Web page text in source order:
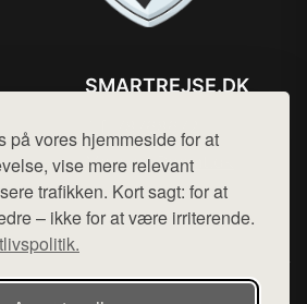
på vores hjemmeside for at
vise mere relevant
trafikken. Kort sagt: for at
– ikke for at være irriterende.
SMARTREJSE.DK
Mail: hej@want.dk
Cookie- og privatlivspolitik